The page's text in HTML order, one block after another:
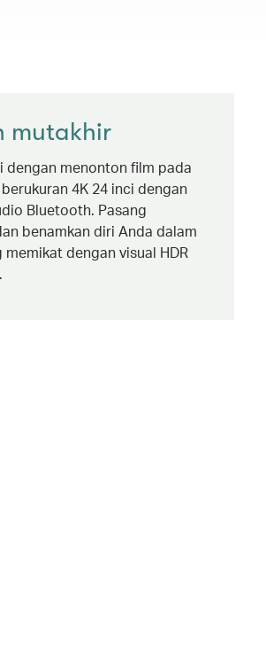
mutakhir
dengan menonton film pada
4K 24 inci dengan
Bluetooth. Pasang
benamkan diri Anda dalam
memikat dengan visual HDR